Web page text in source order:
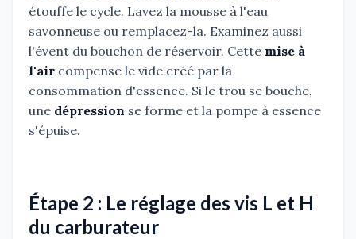
étouffe le cycle. Lavez la mousse à l'eau
savonneuse ou remplacez-la. Examinez aussi
l'évent du bouchon de réservoir. Cette mise à
l'air compense le vide créé par la
consommation d'essence. Si le trou se bouche,
une dépression se forme et la pompe à essence
s'épuise.
Étape 2 : Le réglage des vis L et H
du carburateur